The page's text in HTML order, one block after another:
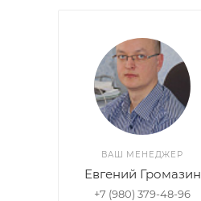
ВАШ МЕНЕДЖЕР
Евгений Громазин
+7 (980) 379-48-96